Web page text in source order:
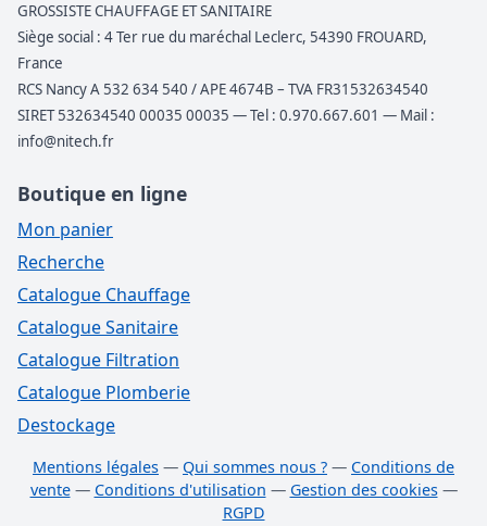
GROSSISTE CHAUFFAGE ET SANITAIRE
Siège social : 4 Ter rue du maréchal Leclerc, 54390 FROUARD,
France
RCS Nancy A 532 634 540 / APE 4674B – TVA FR31532634540
SIRET 532634540 00035 00035 — Tel : 0.970.667.601 — Mail :
info@nitech.fr
Boutique en ligne
Mon panier
Recherche
Catalogue Chauffage
Catalogue Sanitaire
Catalogue Filtration
Catalogue Plomberie
Destockage
Mentions légales — Qui sommes nous ? — Conditions de
vente— Conditions d'utilisation — Gestion des cookies—
RGPD